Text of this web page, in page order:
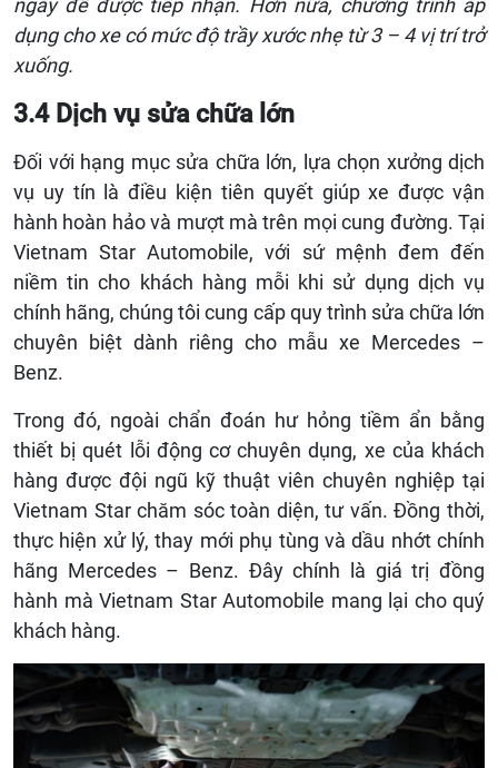
ngày để được tiếp nhận. Hơn nữa, chương trình áp
dụng cho xe có mức độ trầy xước nhẹ từ 3 – 4 vị trí trở
xuống.
3.4 Dịch vụ sửa chữa lớn
Đối với hạng mục sửa chữa lớn, lựa chọn xưởng dịch
vụ uy tín là điều kiện tiên quyết giúp xe được vận
hành hoàn hảo và mượt mà trên mọi cung đường. Tại
Vietnam Star Automobile, với sứ mệnh đem đến
niềm tin cho khách hàng mỗi khi sử dụng dịch vụ
chính hãng, chúng tôi cung cấp quy trình sửa chữa lớn
chuyên biệt dành riêng cho mẫu xe Mercedes –
Benz.
Trong đó, ngoài chẩn đoán hư hỏng tiềm ẩn bằng
thiết bị quét lỗi động cơ chuyên dụng, xe của khách
hàng được đội ngũ kỹ thuật viên chuyên nghiệp tại
Vietnam Star chăm sóc toàn diện, tư vấn. Đồng thời,
thực hiện xử lý, thay mới phụ tùng và dầu nhớt chính
hãng Mercedes – Benz. Đây chính là giá trị đồng
hành mà Vietnam Star Automobile mang lại cho quý
khách hàng.